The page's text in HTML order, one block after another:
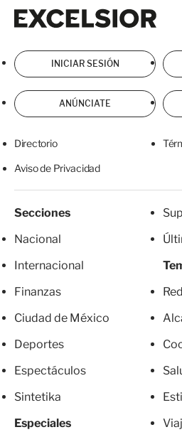
INICIAR SESIÓN
ANÚNCIATE
Directorio
Aviso de Privacidad
Secciones
Nacional
Internacional
Finanzas
Ciudad de México
Deportes
Espectáculos
Sintetika
Especiales